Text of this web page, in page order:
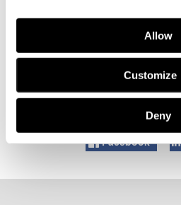
Allow
Customize
Deny
Esityksen pituus on 45:16.
Facebook